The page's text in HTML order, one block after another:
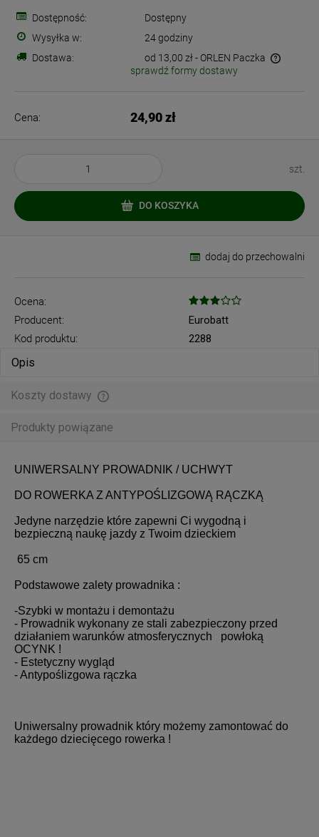
Dostępność:
Dostępny
Wysyłka w:
24 godziny
Dostawa:
od 13,00 zł- ORLEN Paczka
Cena nie zawiera ewentualnych kosztów płatności
sprawdź formy dostawy
Cena: 24,90 zł
szt.
DO KOSZYKA
dodaj do przechowalni
Ocena:
Producent:
Eurobatt
Kod produktu:
2288
Opis
Koszty dostawy
Produkty powiązane
UNIWERSALNY PROWADNIK / UCHWYT
DO ROWERKA Z ANTYPOŚLIZGOWĄ RĄCZKĄ
Jedyne narzędzie które zapewni Ci wygodną i
bezpieczną naukę jazdy z Twoim dzieckiem
65 cm
Podstawowe zalety prowadnika :
-Szybki w montażu i demontażu
- Prowadnik wykonany ze stali zabezpieczony przed
działaniem warunków atmosferycznych powłoką
OCYNK !
- Estetyczny wygląd
- Antypoślizgowa rączka
Uniwersalny prowadnik który możemy zamontować do
każdego dziecięcego rowerka !